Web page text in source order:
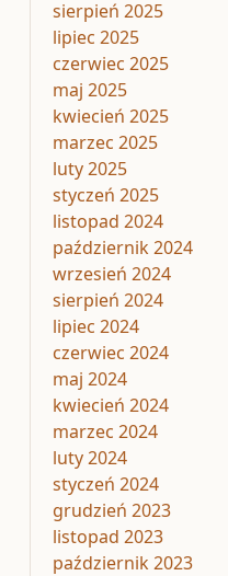
sierpień 2025
lipiec 2025
czerwiec 2025
maj 2025
kwiecień 2025
marzec 2025
luty 2025
styczeń 2025
listopad 2024
październik 2024
wrzesień 2024
sierpień 2024
lipiec 2024
czerwiec 2024
maj 2024
kwiecień 2024
marzec 2024
luty 2024
styczeń 2024
grudzień 2023
listopad 2023
październik 2023